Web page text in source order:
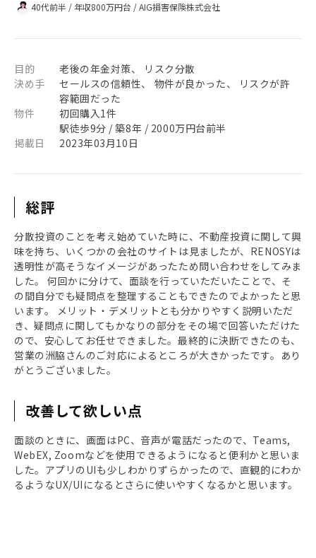
40代前半 / 年収800万円台 /AIG損害保険株式会社
目的
老後の年金対策、 リスク分散
決め手
セールスの信頼性、 物件が良かった、 リスクが許
容範囲だった
物件
初回購入1件
駅徒歩9分 / 築8年 / 2000万円台前半
掲載日
2023年03月10日
総評
分散投資のことを考え始めていた時に、不動産投資に関して興
味を持ち、いくつかの会社のサイトは見ましたが、RENOSYは
透明性が高そうなイメージがあったため問い合わせをしてみま
した。 何回かに分けて、面談を行っていただいたことで、そ
の間自分でも疑問点を整理することもできたのでよかったと思
います。 メリット・デメリットとも分かりやすく説明いただ
き、疑問点に関してもかなりの部分をその場で回答いただけた
ので、安心してお任せできました。最終的に決断できたのも、
営業の洲脇さんのご対応によるところが大きかったです。あり
がとうございました。
改善して欲しい点
面談のときに、画面はPC、音声が電話だったので、Teams,
WebEX, Zoomなどを使用できるようになると便利かと思いま
した。アプリのUIも少しわかりずらかったので、直観的にわか
るようなUX/UIになるとさらに使いやすくなるかと思います。